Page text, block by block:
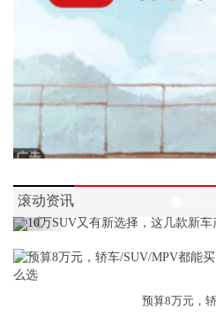
滚动资讯
Previous
预算8万元，